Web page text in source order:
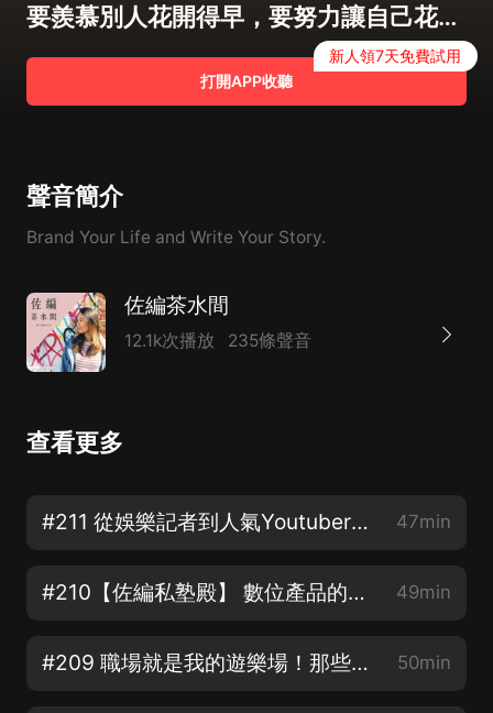
要羨慕別人花開得早，要努力讓自己花開
得好」/ 負能量週記 – 關韶文
打開APP收聽
新人領7天免費試用
聲音簡介
Brand Your Life and Write Your Story.
佐編茶水間
12.1k次播放 235條聲音
查看更多
#211 從娛樂記者到人氣Youtuber：「不要羨慕別人花開得早，要努力讓自己花開得好」/ 負能量週記 – 關韶文 47min
#210【佐編私塾殿】 數位產品的具體設計流程 長什麼樣子？從實際案例聊聊我們的瓶頸！ 49min
#209 職場就是我的遊樂場！那些在朝九晚五辦公室裡學會的事情 / 今天的人設是 專業上班族 – Afra 50min